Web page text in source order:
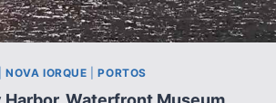
|NOVA IORQUE |PORTOS